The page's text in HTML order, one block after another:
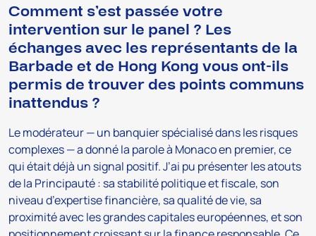
Comment s’est passée votre
intervention sur le panel ? Les
échanges avec les représentants de la
Barbade et de Hong Kong vous ont-ils
permis de trouver des points communs
inattendus ?
Le modérateur — un banquier spécialisé dans les risques
complexes — a donné la parole à Monaco en premier, ce
qui était déjà un signal positif. J’ai pu présenter les atouts
de la Principauté : sa stabilité politique et fiscale, son
niveau d’expertise financière, sa qualité de vie, sa
proximité avec les grandes capitales européennes, et son